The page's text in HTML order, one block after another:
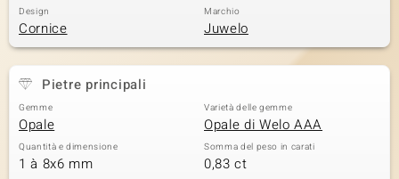
Design
Cornice
Marchio
Juwelo
Pietre principali
Gemme
Opale
Varietà delle gemme
Opale di Welo AAA
Quantità e dimensione
1 à 8x6 mm
Somma del peso in carati
0,83 ct